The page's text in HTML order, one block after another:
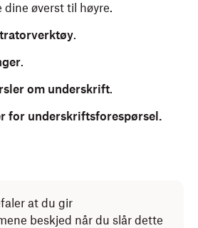
øverst til høyre.
.
.
om underskrift.
for underskriftsforespørsel.
at du gir
beskjed når du slår dette